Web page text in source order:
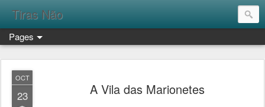
Tiras Não
Pages
OCT
23 A Vila das Marionetes